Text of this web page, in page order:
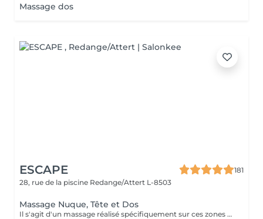
Massage dos
ESCAPE
181
28, rue de la piscine Redange/Attert L-8503
Massage Nuque, Tête et Dos
Il s'agit d'un massage réalisé spécifiquement sur ces zones avec une certaine pression. Cette thérapie manuelle est indiquée pour des personnes qui travaillent la plupart du temps en position assise. BÉNÉFICES DU MASSAGE NUQUE, TÊTE ET DOS Promeut le bien-être en général et diminue les tensions dans toute la zone postérieure du corps. Aide à l'amplitude des mouvements. Améliore le repos. Offrez à votre corps de l'attention pour mieux continuer les longues journées de travail avec motivation et volonté.